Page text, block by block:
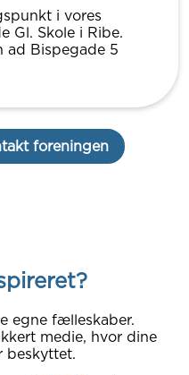
i vores
Gl. Skole i Ribe.
ad Bispegade 5
foreningen
egne fælleskaber.
medie, hvor dine
beskyttet.